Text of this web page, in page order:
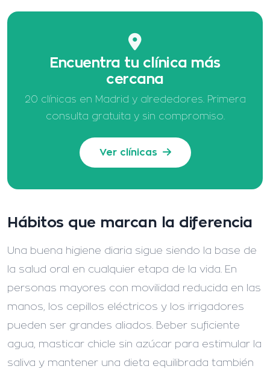
Encuentra tu clínica más
cercana
20 clínicas en Madrid y alrededores. Primera
consulta gratuita y sin compromiso.
Ver clínicas
Hábitos que marcan la diferencia
Una buena higiene diaria sigue siendo la base de
la salud oral en cualquier etapa de la vida. En
personas mayores con movilidad reducida en las
manos, los cepillos eléctricos y los irrigadores
pueden ser grandes aliados. Beber suficiente
agua, masticar chicle sin azúcar para estimular la
saliva y mantener una dieta equilibrada también